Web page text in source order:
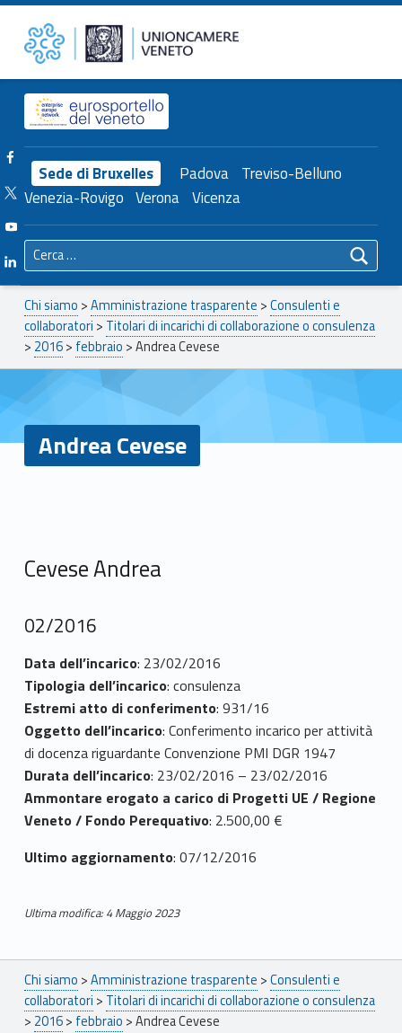
Andrea Cevese – Unioncamere del Veneto Unioncamere del Veneto
Header info sidebar
Sede di Bruxelles Padova Treviso-Belluno
Venezia-Rovigo Verona Vicenza
Facebook Unioncamere Veneto
Twitter Unioncamere Veneto
Youtube Unioncamere Veneto
Linkedin Unioncamere Veneto
Ricerca per:
Breadcrumbs navigation
Chi siamo >Amministrazione trasparente >Consulenti e
collaboratori > Titolari di incarichi di collaborazione o consulenza
> 2016> febbraio >Andrea Cevese
Andrea Cevese
n
d
r
e
a
C
e
v
e
e
Cevese Andrea
02/2016
Data dell’incarico: 23/02/2016
Tipologia dell’incarico: consulenza
Estremi atto di conferimento: 931/16
Oggetto dell’incarico: Conferimento incarico per attività
di docenza riguardante Convenzione PMI DGR 1947
Durata dell’incarico: 23/02/2016 – 23/02/2016
Ammontare erogato a carico di Progetti UE / Regione
Veneto / Fondo Perequativo: 2.500,00 €
Ultimo aggiornamento: 07/12/2016
Ultima modifica: 4 Maggio 2023
Skip back to main navigation
Breadcrumbs navigation
Chi siamo >Amministrazione trasparente >Consulenti e
collaboratori > Titolari di incarichi di collaborazione o consulenza
> 2016> febbraio >Andrea Cevese